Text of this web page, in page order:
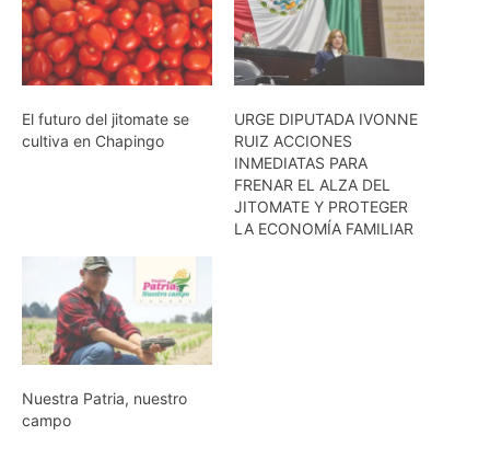
El futuro del jitomate se
cultiva en Chapingo
URGE DIPUTADA IVONNE
RUIZ ACCIONES
INMEDIATAS PARA
FRENAR EL ALZA DEL
JITOMATE Y PROTEGER
LA ECONOMÍA FAMILIAR
Nuestra Patria, nuestro
campo